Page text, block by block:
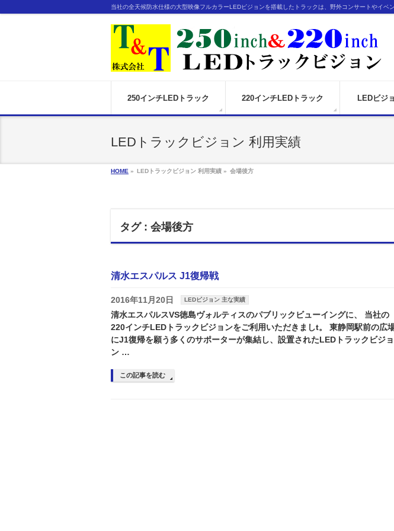
当社の全天候防水仕様の大型映像フルカラーLEDビジョンを搭載したトラックは、野外コンサートやイ
250インチLEDトラック 220インチLEDトラック LEDビジ
LEDトラックビジョン 利用実績
HOME » LEDトラックビジョン 利用実績 » 会場後方
タグ : 会場後方
清水エスパルス J1復帰戦
2016年11月20日 LEDビジョン 主な実績
清水エスパルスVS徳島ヴォルティスのパブリックビューイングに、 当社の
220インチLEDトラックビジョンをご利用いただきましt。 東静岡駅前の広
にJ1復帰を願う多くのサポーターが集結し、設置されたLEDトラックビジョ
ン …
この記事を読む